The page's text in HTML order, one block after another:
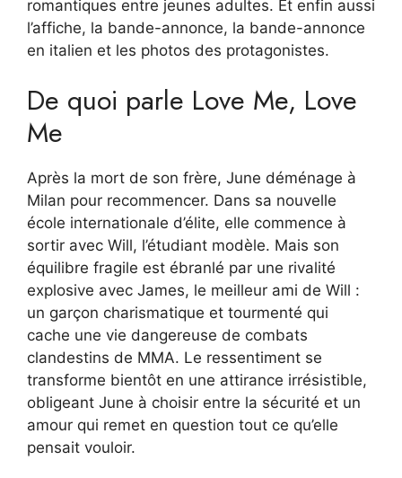
romantiques entre jeunes adultes. Et enfin aussi
l’affiche, la bande-annonce, la bande-annonce
en italien et les photos des protagonistes.
De quoi parle Love Me, Love
Me
Après la mort de son frère, June déménage à
Milan pour recommencer. Dans sa nouvelle
école internationale d’élite, elle commence à
sortir avec Will, l’étudiant modèle. Mais son
équilibre fragile est ébranlé par une rivalité
explosive avec James, le meilleur ami de Will :
un garçon charismatique et tourmenté qui
cache une vie dangereuse de combats
clandestins de MMA. Le ressentiment se
transforme bientôt en une attirance irrésistible,
obligeant June à choisir entre la sécurité et un
amour qui remet en question tout ce qu’elle
pensait vouloir.